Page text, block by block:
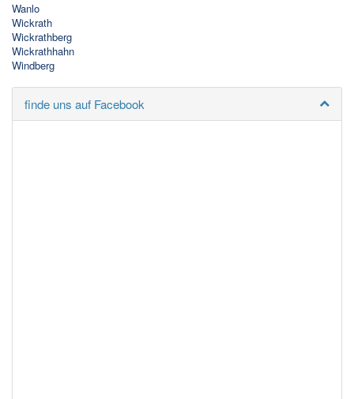
Wanlo
Wickrath
Wickrathberg
Wickrathhahn
Windberg
finde uns auf Facebook